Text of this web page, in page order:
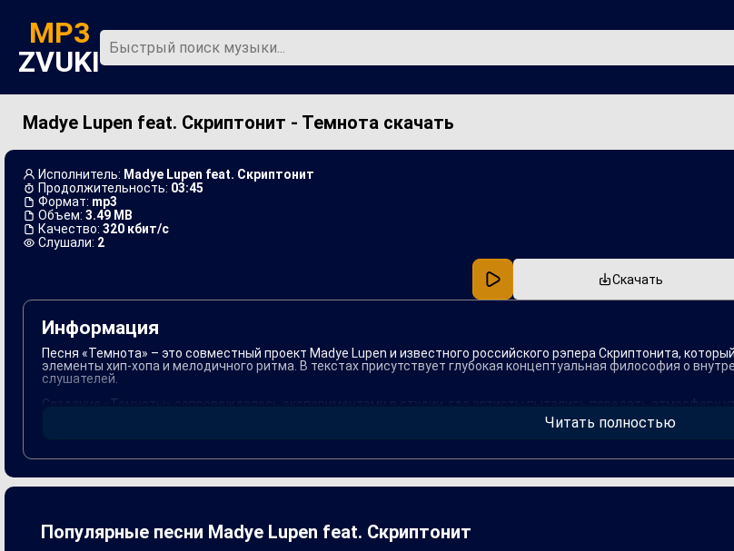
MP3
ZVUKI
Главная Новинки
Madye Lupen feat. Скриптонит - Темнота скачать
Исполнитель: Madye Lupen feat. Скриптонит
Продолжительность: 03:45
Формат: mp3
Объем: 3.49 MB
Качество: 320 кбит/с
Слушали: 2
Скачать
Информация
Песня «Темнота» – это совместный проект Madye Lupen и известного российского рэпера Скриптонита,
элементы хип-хопа и мелодичного ритма. В текстах присутствует глубокая концептуальная философия о
слушателей.
Создание «Темноты» сопровождалось экспериментами в студии, где артисты пытались передать атмосферу
своей способностью комбинировать различные музыкальные стили, нашел в Скриптоните идеального
продемонстрировать свои таланты и создать музыкальное произведение, которое отражает актуальные темы,
Читать полностью
Популярные песни Madye Lupen feat. Скриптонит